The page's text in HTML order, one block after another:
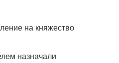
на княжество
назначали